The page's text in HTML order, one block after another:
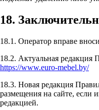
18.
18.1. Оператор вправе
18.2. Актуальная редакция
https://www.euro-mebel.by/
18.3. Новая редакция
размещения на сайте, если
редакцией.